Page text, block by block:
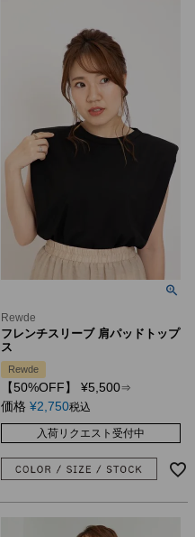
Rewde
フレンチスリーブ 肩パッドトップ
ス
Rewde
【50%OFF】 ¥5,500⇒
価格 ¥2,750税込
入荷リクエスト受付中